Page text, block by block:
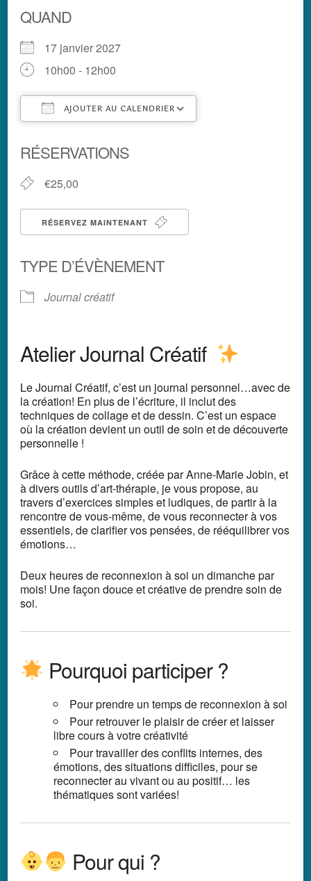
QUAND
17 janvier 2027
10h00 - 12h00
AJOUTER AU CALENDRIER
RÉSERVATIONS
€25,00
RÉSERVEZ MAINTENANT
TYPE D’ÉVÈNEMENT
Journal créatif
Atelier Journal Créatif
Le Journal Créatif, c’est un journal personnel…avec de
la création! En plus de l’écriture, il inclut des
techniques de collage et de dessin. C’est un espace
où la création devient un outil de soin et de découverte
personnelle !
Grâce à cette méthode, créée par Anne-Marie Jobin, et
à divers outils d’art-thérapie, je vous propose, au
travers d’exercices simples et ludiques, de partir à la
rencontre de vous-même, de vous reconnecter à vos
essentiels, de clarifier vos pensées, de rééquilibrer vos
émotions…
Deux heures de reconnexion à soi un dimanche par
mois! Une façon douce et créative de prendre soin de
soi.
Pourquoi participer ?
Pour prendre un temps de reconnexion à soi
Pour retrouver le plaisir de créer et laisser
libre cours à votre créativité
Pour travailler des conflits internes, des
émotions, des situations difficiles, pour se
reconnecter au vivant ou au positif… les
thématiques sont variées!
Pour qui ?